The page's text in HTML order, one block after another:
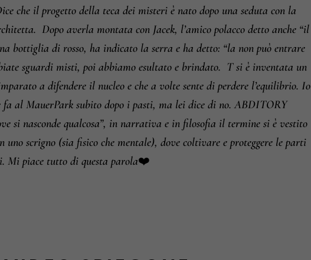
che il progetto della teca dei misteri è nato dopo una seduta con la
Dopo averla montata con Jacek, l’amico polacco detto anche “il
bottiglia di rosso, ha indicato la serra e ha detto: “la non può entrare
sguardi misti, poi abbiamo esultato e brindato. T si è inventata un
a difendere il nucleo e che a volte sente di perdere l’equilibrio. Io
fa al MauerPark subito dopo i pasti, ma lei dice di no. ABDITORY
si nasconde qualcosa”, in narrativa e in filosofia il termine si è vestito
uno scrigno (sia fisico che mentale), dove coltivare e proteggere le parti
Mi piace tutto di questa parola❤️